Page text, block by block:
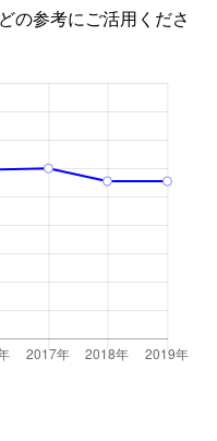
の参考にご活用くださ